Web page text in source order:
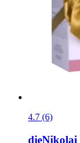
4.7 (6)
dieNikolai